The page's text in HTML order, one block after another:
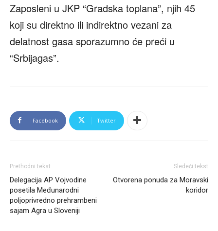
Zaposleni u JKP “Gradska toplana”, njih 45
koji su direktno ili indirektno vezani za
delatnost gasa sporazumno će preći u
“Srbijagas”.
Facebook Twitter
Prethodni tekst
Delegacija AP Vojvodine
posetila Međunarodni
poljoprivredno prehrambeni
sajam Agra u Sloveniji
Sledeći tekst
Otvorena ponuda za Moravski
koridor